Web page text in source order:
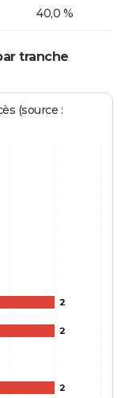
40,0 %
tranche
(source :
2
2
2